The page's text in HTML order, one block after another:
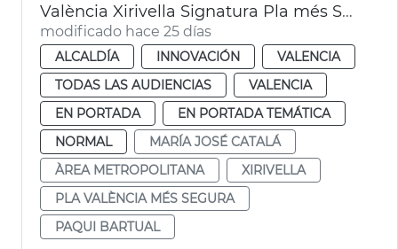
València Xirivella Signatura Pla més Segura
modificado hace 25 días
ALCALDÍA INNOVACIÓN
VALENCIA
TODAS LAS AUDIENCIAS
VALENCIA
EN PORTADA
EN PORTADA TEMÁTICA
NORMAL
MARÍA JOSÉ CATALÁ
ÀREA METROPOLITANA
XIRIVELLA
PLA VALÈNCIA MÉS SEGURA
PAQUI BARTUAL